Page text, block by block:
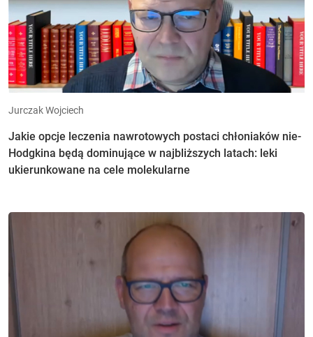
Jurczak Wojciech
Jakie opcje leczenia nawrotowych postaci chłoniaków nie-
Hodgkina będą dominujące w najbliższych latach: leki
ukierunkowane na cele molekularne